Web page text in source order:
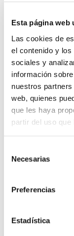
Esta página web
Las cookies de
el contenido y
sociales y
información
nuestros
web, quienes
que les haya
partir del uso
Necesarias
Preferencias
Estadística
Jesús
Consultor de
Más de
y
aplicada
Experto
Director
Escuela